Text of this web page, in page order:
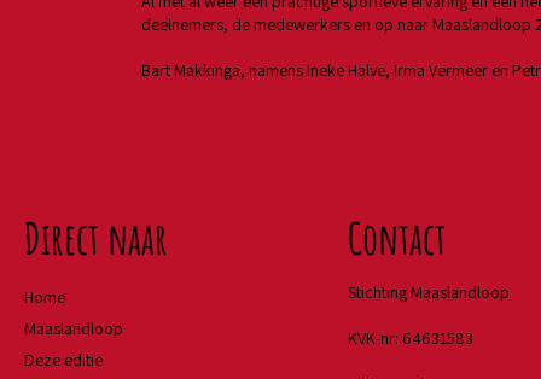
deelnemers, de medewerkers en op naar Maaslandloop
Bart Makkinga, namens Ineke Halve, Irma Vermeer en
Direct naar
Home
Maaslandloop
Deze editie
Contact
Stichting Maaslandloop
KVK-nr: 64631583